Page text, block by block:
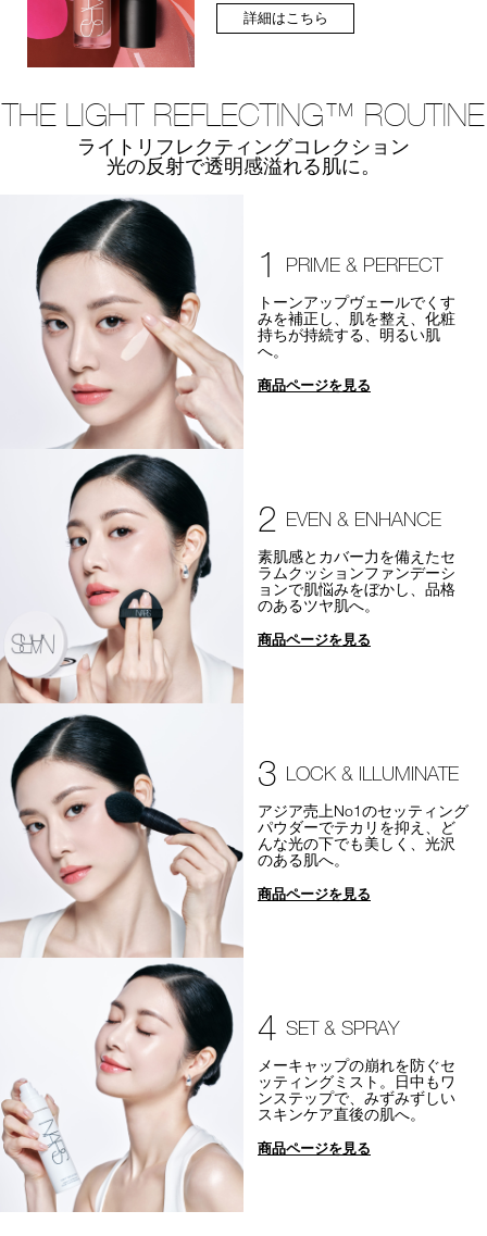
詳細はこちら
THE LIGHT REFLECTING™ ROUTINE
ライトリフレクティングコレクション
光の反射で透明感溢れる肌に。
1 PRIME & PERFECT
トーンアップヴェールでくす
みを補正し、肌を整え、化粧
持ちが持続する、明るい肌
へ。
商品ページを見る
2 EVEN & ENHANCE
素肌感とカバー力を備えたセ
ラムクッションファンデーシ
ョンで肌悩みをぼかし、品格
のあるツヤ肌へ。
商品ページを見る
3 LOCK & ILLUMINATE
アジア売上No1のセッティング
パウダーでテカリを抑え、ど
んな光の下でも美しく、光沢
のある肌へ。
商品ページを見る
4 SET & SPRAY
メーキャップの崩れを防ぐセ
ッティングミスト。日中もワ
ンステップで、みずみずしい
スキンケア直後の肌へ。
商品ページを見る